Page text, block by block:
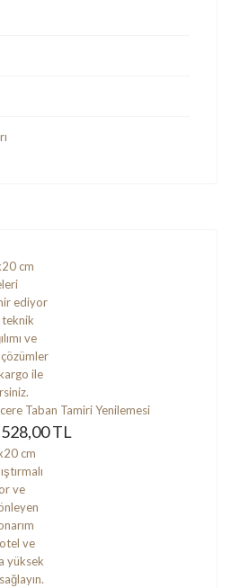
Taban Tamiri Yenilemesi
TL